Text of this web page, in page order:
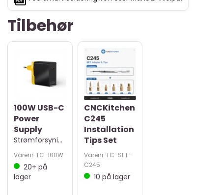
Tilbehør
100W USB-C
Power
Supply
Strømforsyning
Varenr TC-100W
20+ på
lager
CNCKitchen
C245
Installation
Tips Set
Varenr TC-SET-
C245
10 på lager